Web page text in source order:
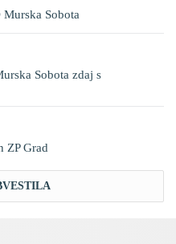
Sobota
Sobota zdaj s
ZP Grad